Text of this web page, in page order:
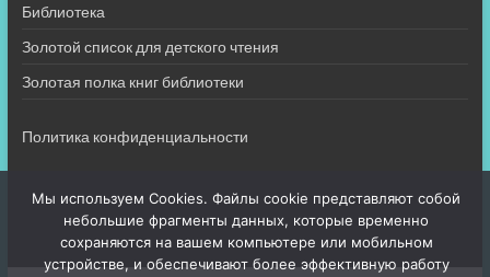
Библиотека
Золотой список для детского чтения
Золотая полка книг библиотеки
Политика конфиденциальности
Мы используем Cookies. Файлы cookie представляют собой
небольшие фрагменты данных, которые временно
сохраняются на вашем компьютере или мобильном
устройстве, и обеспечивают более эффективную работу